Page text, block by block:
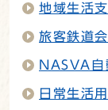
地域生活
旅客鉄道
NASVA自
日常生活